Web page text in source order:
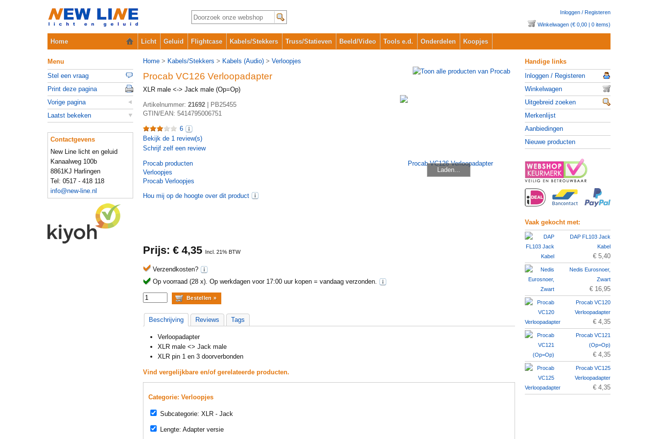
Inloggen / Registeren
Winkelwagen (€ 0,00 | 0 items)
Home Licht Geluid Flightcase Kabels/Stekkers Truss/Statieven Beeld/Video Tools e.d. Onderdelen Koopjes
Home > Kabels/Stekkers > Kabels (Audio) > Verloopjes
Procab VC126 Verloopadapter
XLR male <-> Jack male (Op=Op)
Laden...
Artikelnummer: 21692
PB25455
GTIN/EAN: 5414795006751
6
Bekijk de 1 review(s)
Schrijf zelf een review
Procab producten
Verloopjes
Procab Verloopjes
Hou mij op de hoogte over dit product
Prijs: € 4,35 Incl. 21% BTW
Verzendkosten?
Op voorraad (28 x). Op werkdagen voor 17:00 uur kopen = vandaag verzonden.
Beschrijving Reviews Tags
Verloopadapter
XLR male <> Jack male
XLR pin 1 en 3 doorverbonden
Vind vergelijkbare en/of gerelateerde producten.
Categorie: Verloopjes
Subcategorie: XLR - Jack
Lengte: Adapter versie
Menu
Stel een vraag
Print deze pagina
Vorige pagina
Laatst bekeken
Contactgevens
New Line licht en geluid
Kanaalweg 100b
8861KJ Harlingen
Tel: 0517 - 418 118
info@new-line.nl
Handige links
Inloggen / Registeren
Winkelwagen
Uitgebreid zoeken
Merkenlijst
Aanbiedingen
Nieuwe producten
Vaak gekocht met:
DAP FL103 Jack
Kabel
€ 5,40
Nedis Eurosnoer,
Zwart
€ 16,95
Procab VC120
Verloopadapter
€ 4,35
Procab VC121
(Op=Op)
€ 4,35
Procab VC125
Verloopadapter
€ 4,35